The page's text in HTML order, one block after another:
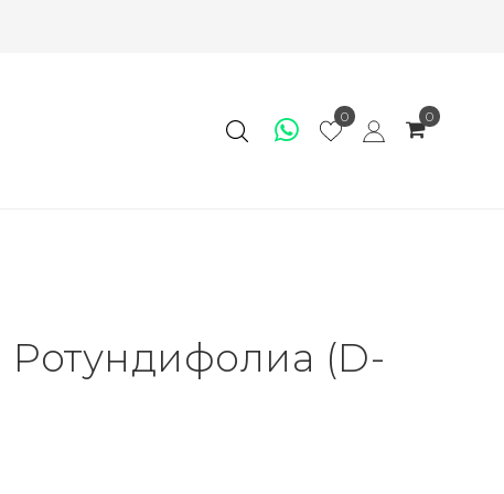
0 0
Ротундифолиа (D-